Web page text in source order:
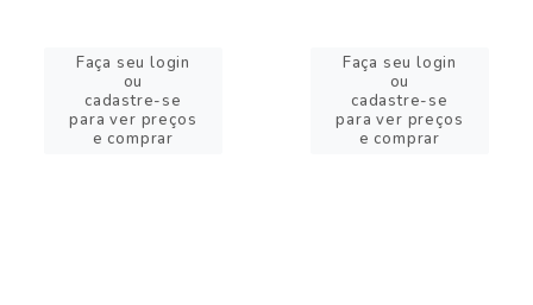
Faça seu login
ou
cadastre-se
para ver preços
e comprar
Faça seu login
ou
cadastre-se
para ver preços
e comprar